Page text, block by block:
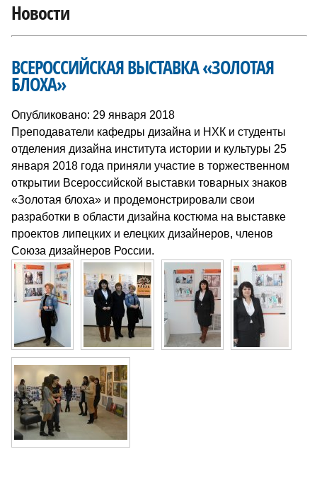
Новости
ВСЕРОССИЙСКАЯ ВЫСТАВКА «ЗОЛОТАЯ
БЛОХА»
Опубликовано: 29 января 2018
Преподаватели кафедры дизайна и НХК и студенты
отделения дизайна института истории и культуры 25
января 2018 года приняли участие в торжественном
открытии Всероссийской выставки товарных знаков
«Золотая блоха» и продемонстрировали свои
разработки в области дизайна костюма на выставке
проектов липецких и елецких дизайнеров, членов
Союза дизайнеров России.